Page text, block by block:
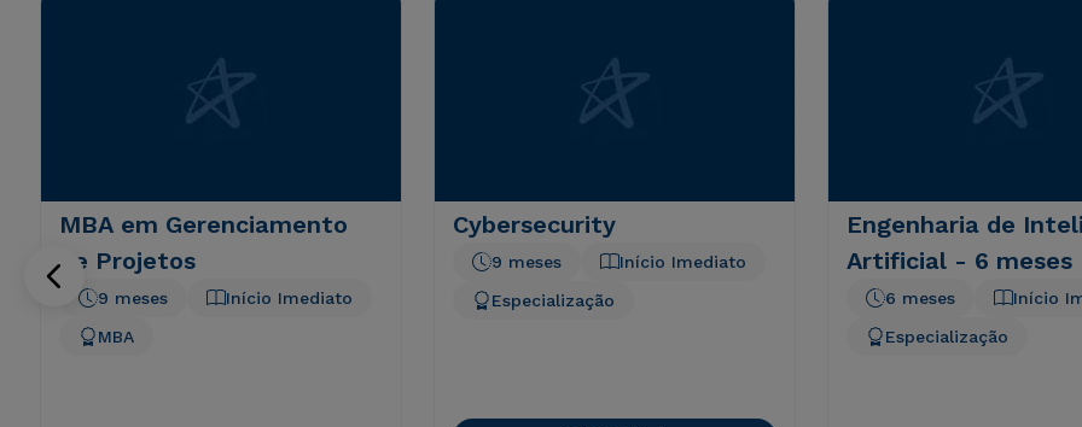
MBA em Gerenciamento
de Projetos
Início Imediato
9 meses
MBA
Cybersecurity
Início Imediato
9 meses
Especialização
Engenharia de
Artificial - 6 meses
Início
6 meses
Especialização